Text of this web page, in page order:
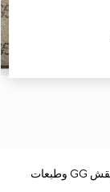
حقيبة ظهر بنقش GG وطبعات